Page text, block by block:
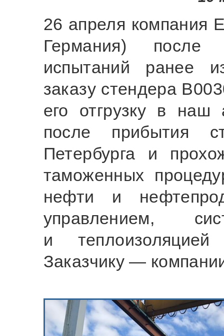
26 апреля компания
Германия) после
испытаний ранее
заказу стендера
его отгрузку в
после прибытия
Петербурга и
таможенных
нефти и
управлением,
и
Заказчику —